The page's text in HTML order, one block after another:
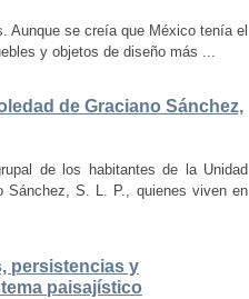
Aunque se creía que México tenía el
y objetos de diseño más ...
de Graciano Sánchez,
de los habitantes de la Unidad
Sánchez, S. L. P., quienes viven en
persistencias y
paisajístico